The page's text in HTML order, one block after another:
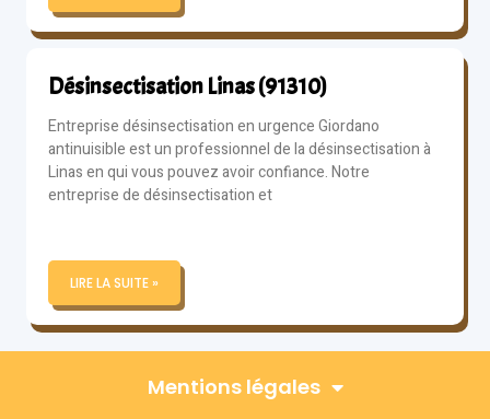
Désinsectisation Linas (91310)
Entreprise désinsectisation en urgence Giordano
antinuisible est un professionnel de la désinsectisation à
Linas en qui vous pouvez avoir confiance. Notre
entreprise de désinsectisation et
LIRE LA SUITE »
Mentions légales